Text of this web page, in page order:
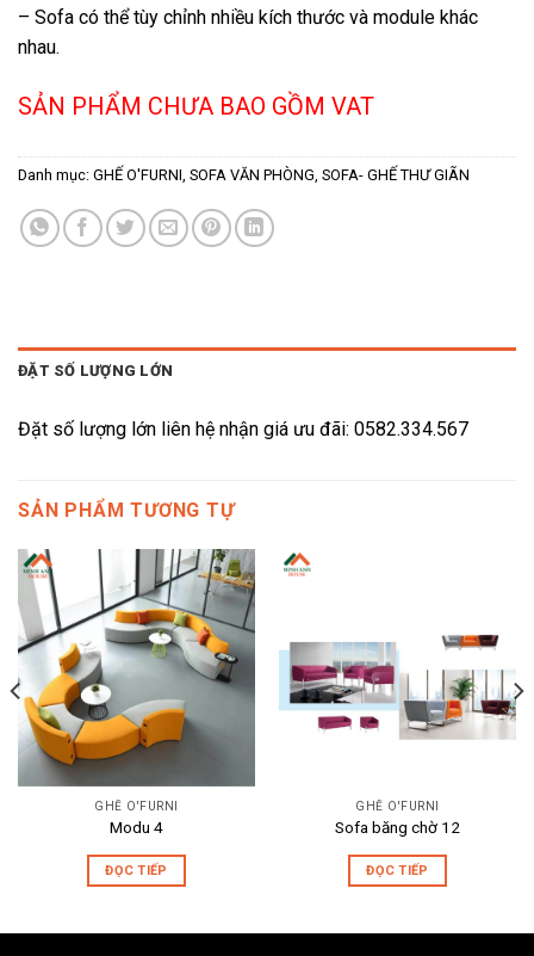
– Sofa có thể tùy chỉnh nhiều kích thước và module khác
nhau.
SẢN PHẨM CHƯA BAO GỒM VAT
Danh mục: GHẾ O'FURNI SOFA VĂN PHÒNG SOFA- GHẾ THƯ GIÃN
ĐẶT SỐ LƯỢNG LỚN
Đặt số lượng lớn liên hệ nhận giá ưu đãi: 0582.334.567
SẢN PHẨM TƯƠNG TỰ
GHẾ O'FURNI
Modu 4
ĐỌC TIẾP
GHẾ O'FURNI
Sofa băng chờ 12
ĐỌC TIẾP